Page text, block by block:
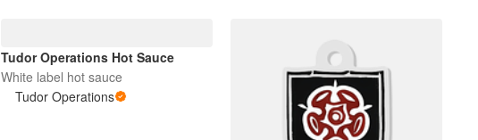
Tudor Operations Hot Sauce
White label hot sauce
Tudor Operations